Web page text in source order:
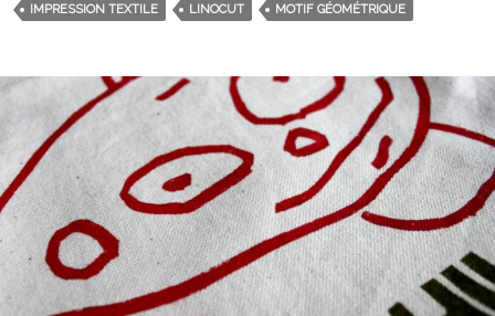
IMPRESSION TEXTILE
LINOCUT MOTIF GÉOMÉTRIQUE